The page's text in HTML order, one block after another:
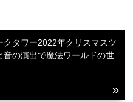
クタワー2022年クリスマスツ
音の演出で魔法ワールドの世